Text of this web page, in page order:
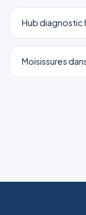
Hub diagnostic
Moisissures